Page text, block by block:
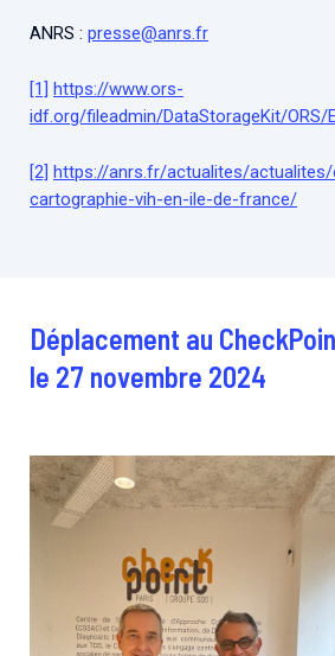
ANRS : presse@anrs.fr
[1] https://www.ors-
idf.org/fileadmin/DataStorageKit/ORS/
[2] https://anrs.fr/actualites/
cartographie-vih-en-ile-de-france/
Déplacement au
le 27 novembre 2024